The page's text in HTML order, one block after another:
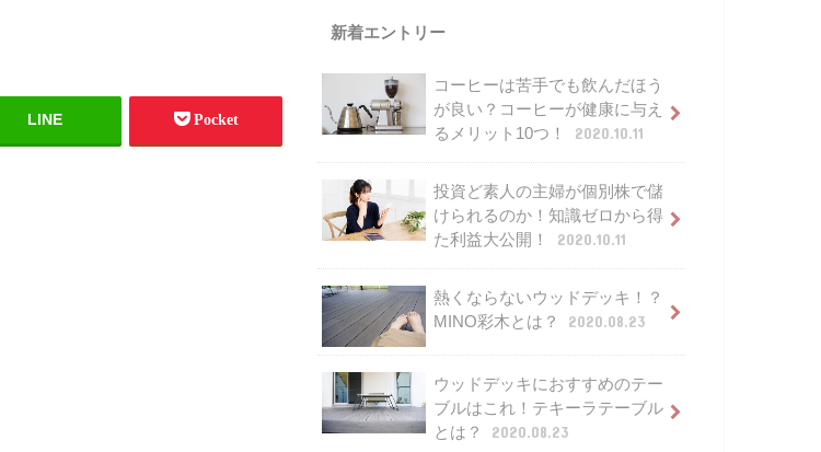
LINE Pocket
新着エントリー
コーヒーは苦手でも飲んだほう
が良い？コーヒーが健康に与え
るメリット10つ！
2020.10.11
投資ど素人の主婦が個別株で儲
けられるのか！知識ゼロから得
た利益大公開！
2020.10.11
熱くならないウッドデッキ！？
MINO彩木とは？
2020.08.23
ウッドデッキにおすすめのテー
ブルはこれ！テキーラテーブル
とは？
2020.08.23